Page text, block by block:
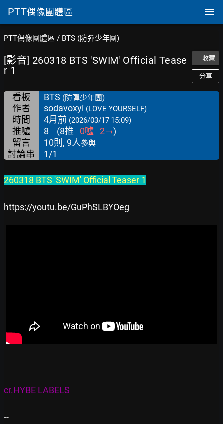
PTT偶像團體區
PTT偶像團體區 / BTS (防彈少年團)
[影音] 260318 BTS 'SWIM' Official Tease
r 1
＋收藏
分享
看板 BTS (防彈少年團)
作者 sodavoxyi (LOVE YOURSELF)
時間 4月前 (2026/03/17 15:09)
推噓 8 (8推 0噓 2→)
留言
10則, 9人參與
討論串 1/1
260318 BTS 'SWIM' Official Teaser 1
https://youtu.be/GuPhSLBYOeg
cr.HYBE LABELS